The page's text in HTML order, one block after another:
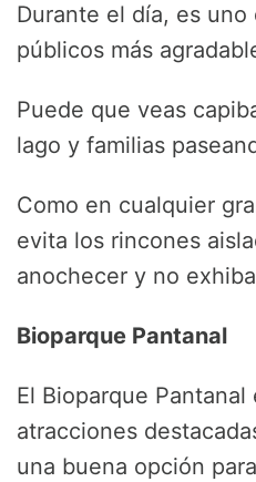
Durante el día, es uno
públicos más
Puede que veas
lago y familias
Como en cualquier
evita los rincones
anochecer y no
Bioparque Pantanal
El Bioparque Pantanal
atracciones
una buena opción